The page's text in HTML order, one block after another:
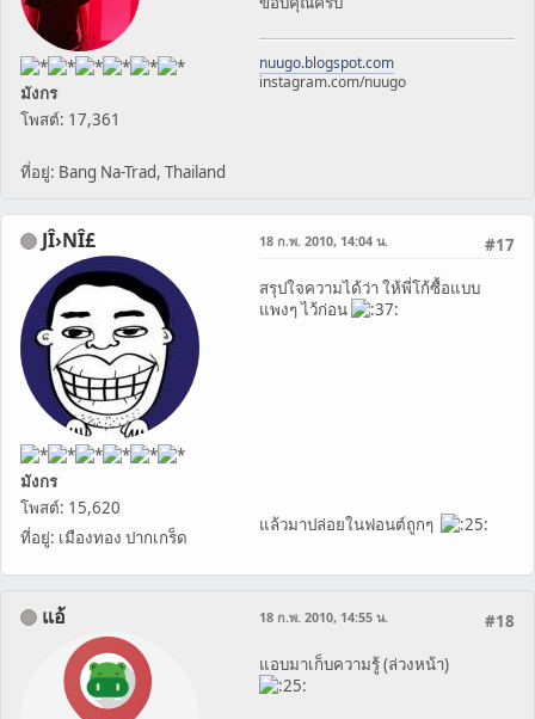
มังกร
โพสต์: 17,361
ที่อยู่: Bang Na-Trad, Thailand
nuugo.blogspot.com
instagram.com/nuugo
JÎ›NÎ£
มังกร
โพสต์: 15,620
ที่อยู่: เมืองทอง ปากเกร็ด
#17
18 ก.พ. 2010, 14:04 น.
สรุปใจความได้ว่า ให้พี่โก้ซื้อแบบ
แพงๆ ไว้ก่อน
แล้วมาปล่อยในฟอนต์ถูกๆ
แอ้ #18
18 ก.พ. 2010, 14:55 น.
แอบมาเก็บความรู้ (ล่วงหน้า)